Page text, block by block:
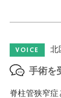
VOICE
手術を
脊柱管狭窄